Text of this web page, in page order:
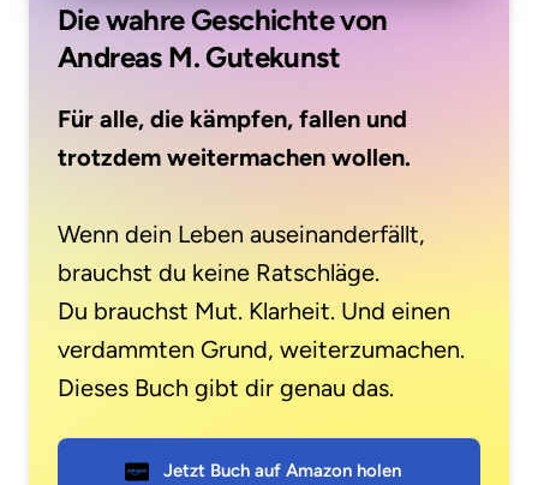
Die wahre Geschichte von
Andreas M. Gutekunst
Für alle, die kämpfen, fallen und
Wenn dein Leben auseinanderfällt,
brauchst du keine Ratschläge.
Du brauchst Mut. Klarheit. Und einen
verdammten Grund, weiterzumachen.
Dieses Buch gibt dir genau das.
Jetzt Buch auf Amazon holen